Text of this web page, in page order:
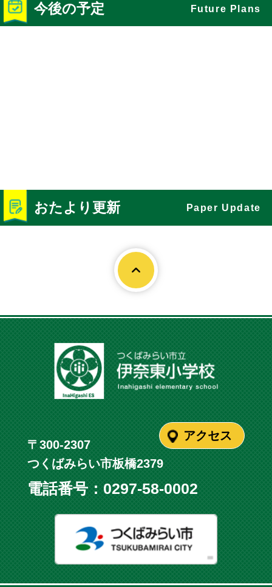
今後の予定 Future Plans
おたより更新 Paper Update
〒300-2307
つくばみらい市板橋2379
アクセス
電話番号：0297-58-0002
つくばみ